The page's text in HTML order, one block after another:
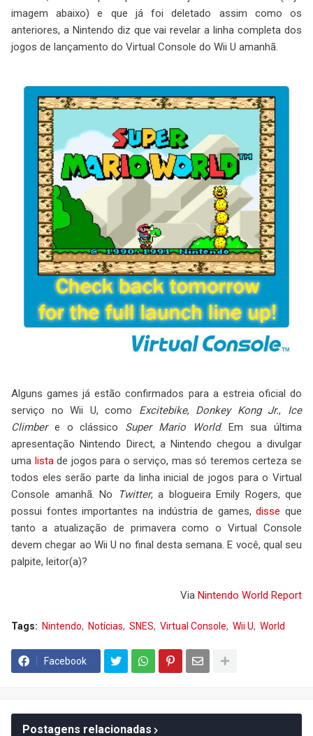
imagem abaixo) e que já foi deletado assim como os
anteriores, a Nintendo diz que vai revelar a linha completa dos
jogos de lançamento do Virtual Console do Wii U amanhã.
Alguns games já estão confirmados para a estreia oficial do
serviço no Wii U, como Excitebike, Donkey Kong Jr., Ice
Climbere o clássico Super Mario World. Em sua última
apresentação Nintendo Direct, a Nintendo chegou a divulgar
uma listade jogos para o serviço, mas só teremos certeza se
todos eles serão parte da linha inicial de jogos para o Virtual
Console amanhã. No
Twitter, a blogueira Emily Rogers, que
possui fontes importantes na indústria de games,disse que
tanto a atualização de primavera como o Virtual Console
devem chegar ao Wii U no final desta semana. E você, qual seu
palpite, leitor(a)?
Via Nintendo World Report
Tags: Nintendo Notícias SNES Virtual Console Wii U World
Facebook
Postagens relacionadas